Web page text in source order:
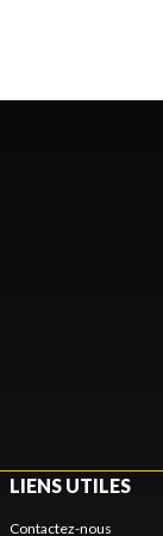
LIENS UTILES
Contactez-nous